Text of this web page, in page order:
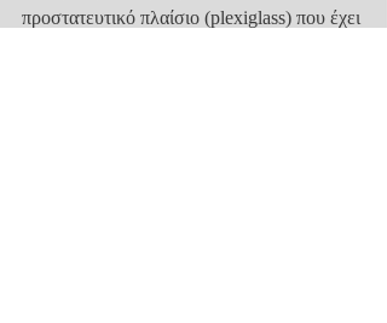
προστατευτικό πλαίσιο (plexiglass) που έχει